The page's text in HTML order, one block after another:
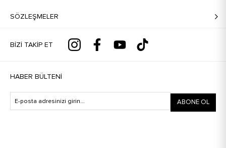
SÖZLEŞMELER
BIZI TAKIP ET
HABER BÜLTENI
ABONE OL